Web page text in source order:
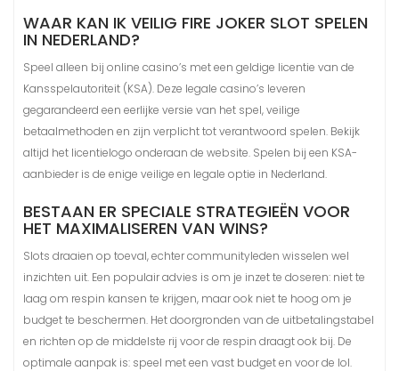
WAAR KAN IK VEILIG FIRE JOKER SLOT SPELEN
IN NEDERLAND?
Speel alleen bij online casino’s met een geldige licentie van de
Kansspelautoriteit (KSA). Deze legale casino’s leveren
gegarandeerd een eerlijke versie van het spel, veilige
betaalmethoden en zijn verplicht tot verantwoord spelen. Bekijk
altijd het licentielogo onderaan de website. Spelen bij een KSA-
aanbieder is de enige veilige en legale optie in Nederland.
BESTAAN ER SPECIALE STRATEGIEËN VOOR
HET MAXIMALISEREN VAN WINS?
Slots draaien op toeval, echter communityleden wisselen wel
inzichten uit. Een populair advies is om je inzet te doseren: niet te
laag om respin kansen te krijgen, maar ook niet te hoog om je
budget te beschermen. Het doorgronden van de uitbetalingstabel
en richten op de middelste rij voor de respin draagt ook bij. De
optimale aanpak is: speel met een vast budget en voor de lol.